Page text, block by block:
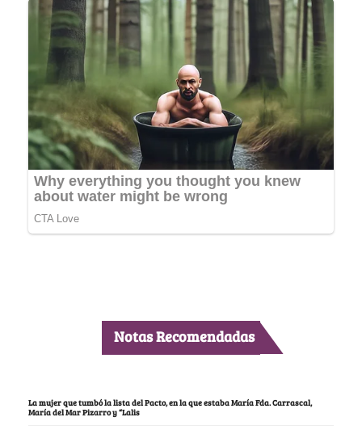
Notas Recomendadas
La mujer que tumbó la lista del Pacto, en la que estaba María Fda. Carrascal,
María del Mar Pizarro y “Lalis